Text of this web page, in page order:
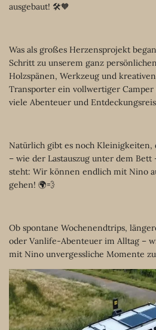
ausgebaut! 🛠️🧡
Was als großes Herzensprojekt
Schritt zu unserem ganz
Holzspänen, Werkzeug und
Transporter ein vollwertiger
viele Abenteuer und
Natürlich gibt es noch
– wie der Lastauszug unter dem Bett
steht: Wir können endlich mit Nino
gehen! 🌍💨
Ob spontane Wochenendtrips,
oder Vanlife-Abenteuer im Alltag –
mit Nino unvergessliche Momente